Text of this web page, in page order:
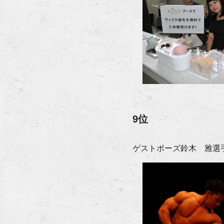
9位
ゲストポーズ鈴木 雅選